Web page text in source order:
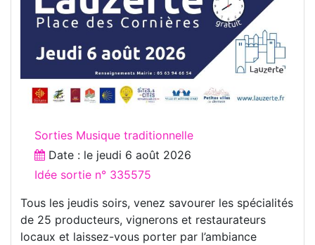
Sorties Musique traditionnelle
Date : le jeudi 6 août 2026
Idée sortie n° 335575
Tous les jeudis soirs, venez savourer les spécialités
de 25 producteurs, vignerons et restaurateurs
locaux et laissez-vous porter par l’ambiance